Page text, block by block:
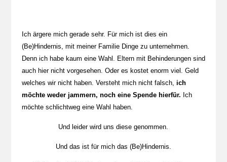
Ich ärgere mich gerade sehr. Für mich ist dies ein
(Be)Hindernis, mit meiner Familie Dinge zu unternehmen.
Denn ich habe kaum eine Wahl. Eltern mit Behinderungen sind
auch hier nicht vorgesehen. Oder es kostet enorm viel. Geld
welches wir nicht haben. Versteht mich nicht falsch, ich
möchte weder jammern, noch eine Spende hierfür. Ich
möchte schlichtweg eine Wahl haben.
Und leider wird uns diese genommen.
Und das ist für mich das (Be)Hindernis.